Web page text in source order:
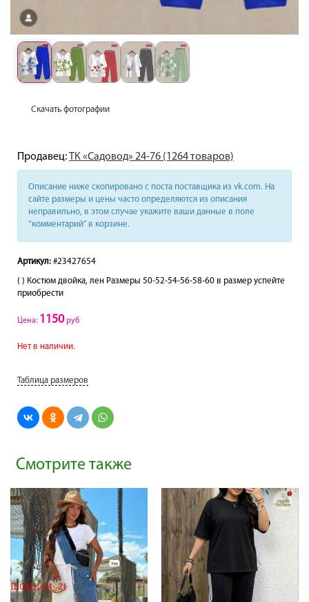
Скачать фотографии
Продавец:ТК «Садовод» 24-76 (1264 товаров)
Описание ниже скопировано с поста поставщика из vk.com. На
сайте размеры и цены часто определяются из описания
неправильно, в этом случае укажите ваши данные в поле
“комментарий” в корзине.
Артикул: #23427654
( ) Костюм двойка, лен Размеры 50-52-54-56-58-60 в размер успейте
приобрести
Цена: 1150руб
Нет в наличии.
Таблица размеров
Смотрите также